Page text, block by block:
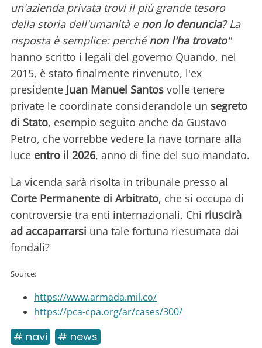
un'azienda privata trovi il più grande tesoro
della storia dell'umanità e non lo denuncia? La
risposta è semplice: perché non l'ha trovato"
hanno scritto i legali del governo Quando, nel
2015, è stato finalmente rinvenuto, l'ex
presidente Juan Manuel Santos volle tenere
private le coordinate considerandole un segreto
di Stato, esempio seguito anche da Gustavo
Petro, che vorrebbe vedere la nave tornare alla
luce entro il 2026, anno di fine del suo mandato.
La vicenda sarà risolta in tribunale presso al
Corte Permanente di Arbitrato, che si occupa di
controversie tra enti internazionali. Chi riuscirà
ad accaparrarsi una tale fortuna riesumata dai
fondali?
Source:
https://www.armada.mil.co/
https://pca-cpa.org/ar/cases/300/
# navi # news